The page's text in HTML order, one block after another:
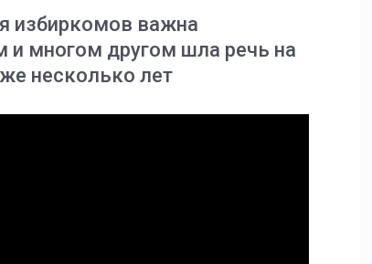
избиркомов важна
и многом другом шла речь на
несколько лет